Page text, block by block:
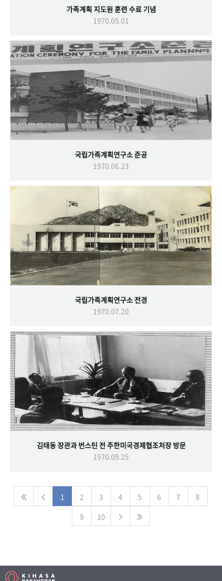
가족계획 지도원 훈련 수료 기념
1970.05.01
국립가족계획연구소 준공
1970.06.23
국립가족계획연구소 전경
1970.07.20
김태동 장관과 번스틴 전 주한미국경제협조처장 방문
1970.09.25
1 2 3 4 5 6 7
8
9
10